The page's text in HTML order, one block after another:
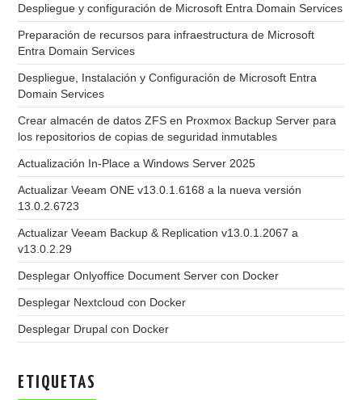
Despliegue y configuración de Microsoft Entra Domain Services
Preparación de recursos para infraestructura de Microsoft
Entra Domain Services
Despliegue, Instalación y Configuración de Microsoft Entra
Domain Services
Crear almacén de datos ZFS en Proxmox Backup Server para
los repositorios de copias de seguridad inmutables
Actualización In-Place a Windows Server 2025
Actualizar Veeam ONE v13.0.1.6168 a la nueva versión
13.0.2.6723
Actualizar Veeam Backup & Replication v13.0.1.2067 a
v13.0.2.29
Desplegar Onlyoffice Document Server con Docker
Desplegar Nextcloud con Docker
Desplegar Drupal con Docker
ETIQUETAS